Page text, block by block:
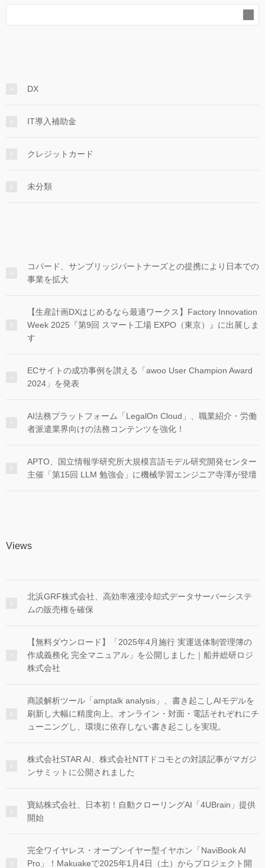
DX
IT導入補助金
クレジットカード
未分類
コパード、サンブリッジパートナーズとの提携により日本での
事業を拡大
【生産計画DXはじめるなら最適ワークス】Factory Innovation
Week 2025『第9回 スマート工場 EXPO（東京）』に出展しま
す
ECサイトの成功事例を讃える「awoo User Champion Award
2024」を発表
AI法務プラットフォーム「LegalOn Cloud」、職業紹介・労働
者派遣業界向けの法務コンテンツを強化！
APTO、国立情報学研究所大規模言語モデル研究開発センター
主催「第15回 LLM 勉強会」に機械学習エンジニア寺澤が登壇
Views
北浜GRF株式会社、高効率液浸冷却式データサーバーシステ
ムの販売権を確保
【無料ダウンロード】「2025年4月施行 実運送体制管理簿の
作成義務化 完全マニュアル」を公開しました｜船井総研ロジ
株式会社
商談解析ツール「amptalk analysis」、書き起こしAIモデルを
刷新し大幅に精度向上。オンライン・対面・電話それぞれにチ
ューニングし、環境に依存しない書き起こしを実現。
株式会社STAR AI、株式会社NTTドコモとの対談記事がマガジ
ンサミットに公開されました
寶結株式会社、日本初！自動クローリングAI「4UBrain」提供
開始
完全ワイヤレス・オープンイヤー型イヤホン「NaviBook AI
Pro」！Makuakeで2025年1月4日（土）からプロジェクト開